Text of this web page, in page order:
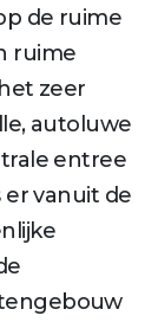
de ruime
ruime
zeer
autoluwe
entree
er vanuit de